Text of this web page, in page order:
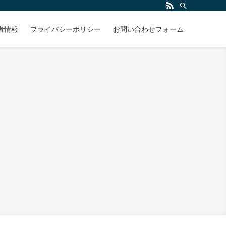
情報 プライバシーポリシー お問い合わせフォーム